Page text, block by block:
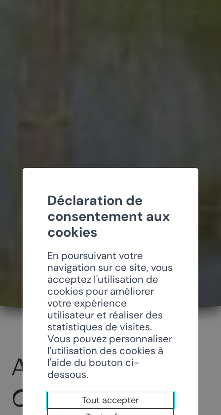
ATELIER
CRÉATIF DE LA
Déclaration de
consentement aux
cookies
En poursuivant votre
navigation sur ce site, vous
acceptez l'utilisation de
cookies pour améliorer
votre expérience
utilisateur et réaliser des
statistiques de visites.
Vous pouvez personnaliser
l'utilisation des cookies à
l'aide du bouton ci-
dessous.
Tout accepter